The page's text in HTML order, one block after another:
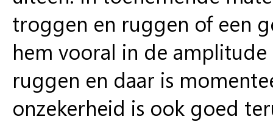
troggen en ruggen of een
hem vooral in de
ruggen en daar is
onzekerheid is ook goed